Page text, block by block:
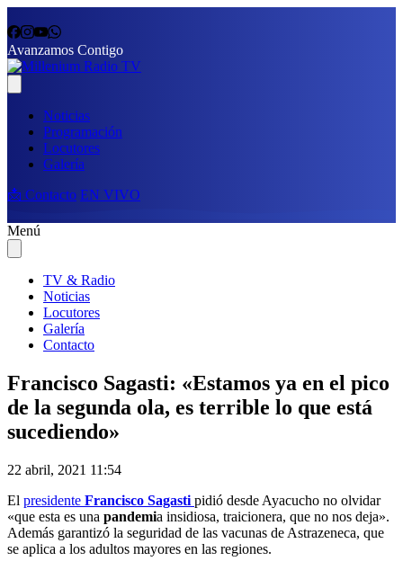
Avanzamos Contigo
Noticias
Programación
Locutores
Galería
📩 Contacto EN VIVO
Menú
TV & Radio
Noticias
Locutores
Galería
Contacto
Francisco Sagasti: «Estamos ya en el pico
de la segunda ola, es terrible lo que está
sucediendo»
22 abril, 2021 11:54
El presidente Francisco Sagasti pidió desde Ayacucho no olvidar
«que esta es una pandemia insidiosa, traicionera, que no nos deja».
Además garantizó la seguridad de las vacunas de Astrazeneca, que
se aplica a los adultos mayores en las regiones.